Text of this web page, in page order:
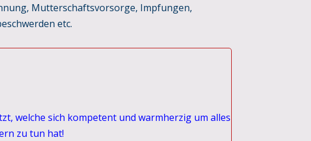
Mutterschaftsvorsorge, Impfungen,
etc.
welche sich kompetent und warmherzig um alles
zu tun hat!